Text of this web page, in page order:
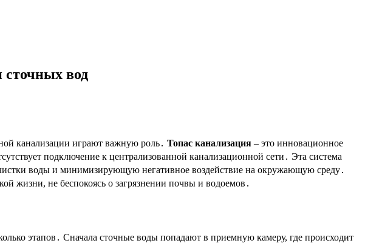
сточных вод
канализации играют важную роль․ Топас канализация – это инновационное
подключение к централизованной канализационной сети․ Эта система
воды и минимизирующую негативное воздействие на окружающую среду․
жизни, не беспокоясь о загрязнении почвы и водоемов․
этапов․ Сначала сточные воды попадают в приемную камеру, где происходит